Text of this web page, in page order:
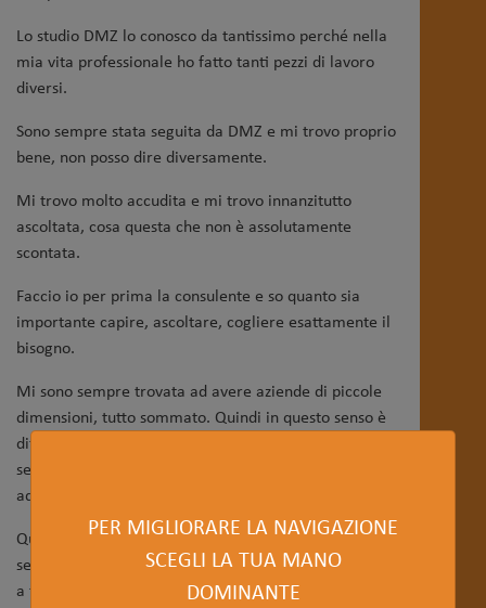
Lo studio DMZ lo conosco da tantissimo perché nella
mia vita professionale ho fatto tanti pezzi di lavoro
diversi.
Sono sempre stata seguita da DMZ e mi trovo proprio
bene, non posso dire diversamente.
Mi trovo molto accudita e mi trovo innanzitutto
ascoltata, cosa questa che non è assolutamente
scontata.
Faccio io per prima la consulente e so quanto sia
importante capire, ascoltare, cogliere esattamente il
bisogno.
Mi sono sempre trovata ad avere aziende di piccole
dimensioni, tutto sommato. Quindi in questo senso è
difficile trovare un consulente che sappia invece
seguirti con la stessa professionalità e serietà dedicata
ad una grande azienda.
Questo ho sempre trovato e anche per questo ho
sempre parlato molto bene di questo studio e continuo
a trovarmi parecchio bene, quindi, ecco, quello che mi
PER MIGLIORARE LA NAVIGAZIONE
SCEGLI LA TUA MANO
DOMINANTE